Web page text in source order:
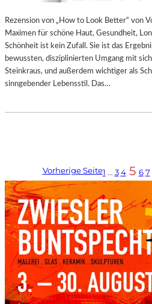
Rezension von „How to Look Better“ von
Maximen für schöne Haut, Gesundheit,
Schönheit ist kein Zufall. Sie ist das
bewussten, disziplinierten Umgang mit
Steinkraus, und außerdem wichtiger als
sinngebender Lebensstil. Das…
Vorherige Seite1 … 3 4 5 6 7